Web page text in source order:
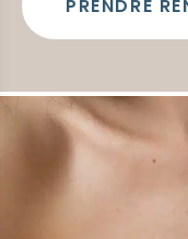
PRENDRE